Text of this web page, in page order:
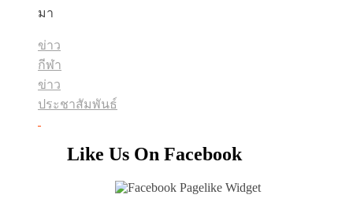
มา
ข่าว
กีฬา
ข่าว
ประชาสัมพันธ์
Like Us On Facebook